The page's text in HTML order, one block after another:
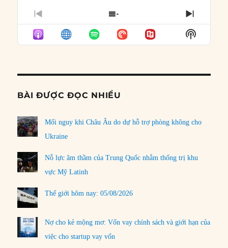
PREVIOUS
EPISODE
SHOW
EPISODES
LIST
NEXT
Show
Podcast
BÀI ĐƯỢC ĐỌC NHIỀU
Mối nguy khi Châu Âu do dự hỗ trợ phòng không cho
Ukraine
Nỗ lực âm thầm của Trung Quốc nhằm thống trị khu
vực Mỹ Latinh
Thế giới hôm nay: 05/08/2026
Nợ cho kẻ mộng mơ: Vốn vay chính sách và giới hạn của
việc cho startup vay vốn